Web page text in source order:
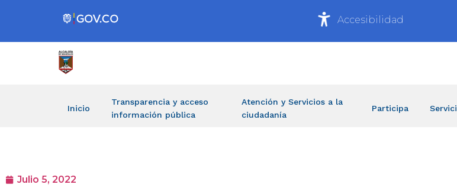
Accesibilidad
Inicio
Transparencia y acceso
información pública
Atención y Servicios a la
ciudadanía
Participa
Julio 5, 2022